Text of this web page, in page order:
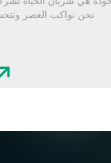
نحن نواكب العصر